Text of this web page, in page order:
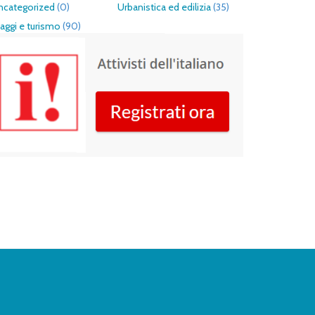
(0) Urbanistica ed edilizia(35)
e turismo (90)